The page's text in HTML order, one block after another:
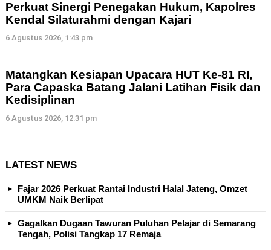
Perkuat Sinergi Penegakan Hukum, Kapolres
Kendal Silaturahmi dengan Kajari
6 Agustus 2026, 1:43 pm
Matangkan Kesiapan Upacara HUT Ke-81 RI,
Para Capaska Batang Jalani Latihan Fisik dan
Kedisiplinan
6 Agustus 2026, 12:31 pm
LATEST NEWS
Fajar 2026 Perkuat Rantai Industri Halal Jateng, Omzet
UMKM Naik Berlipat
Gagalkan Dugaan Tawuran Puluhan Pelajar di Semarang
Tengah, Polisi Tangkap 17 Remaja